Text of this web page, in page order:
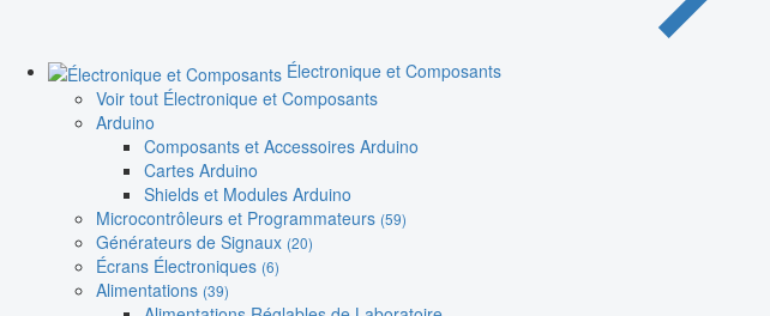
Électronique et Composants
Voir tout Électronique et Composants
Arduino
Composants et Accessoires Arduino
Cartes Arduino
Shields et Modules Arduino
Microcontrôleurs et Programmateurs (59)
Générateurs de Signaux (20)
Écrans Électroniques (6)
Alimentations (39)